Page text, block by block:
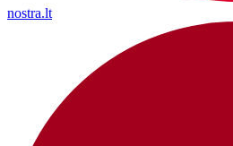
nostra.lt